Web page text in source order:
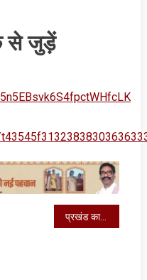
से जुड़ें
प्रखंड कार्यालय का उपायुक्त ने किया औचक निरीक्षण, अनुपस्थित मिले बीडीओ